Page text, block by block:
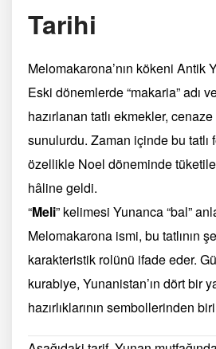
Tarihi
Melomakarona’nın kökeni Antik
Eski dönemlerde “makaria” adı
hazırlanan tatlı ekmekler,
sunulurdu. Zaman içinde bu tatlı
özellikle Noel döneminde
hâline geldi.
“Meli” kelimesi Yunanca “bal”
Melomakarona ismi, bu tatlının
karakteristik rolünü ifade eder.
kurabiye, Yunanistan’ın dört bir
hazırlıklarının sembollerinden